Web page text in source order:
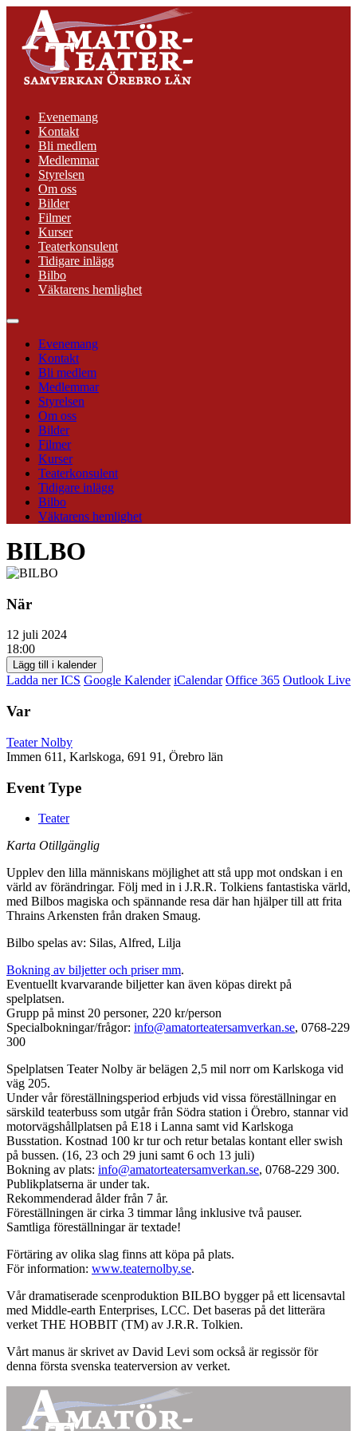
Hoppa
innehåll
Evenemang
Kontakt
Bli medlem
Medlemmar
Styrelsen
Om oss
Bilder
Filmer
Kurser
Teaterkonsulent
Tidigare inlägg
Bilbo
Väktarens hemlighet
Evenemang
Kontakt
Bli medlem
Medlemmar
Styrelsen
Om oss
Bilder
Filmer
Kurser
Teaterkonsulent
Tidigare inlägg
Bilbo
Väktarens hemlighet
BILBO
När
12 juli 2024
18:00
Lägg till i kalender
Ladda ner ICS Google Kalender iCalendar Office 365 Outlook Live
Var
Teater Nolby
Immen 611, Karlskoga, 691 91, Örebro län
Event Type
Teater
Karta Otillgänglig
Upplev den lilla människans möjlighet att stå upp mot ondskan i en
värld av förändringar. Följ med in i J.R.R. Tolkiens fantastiska värld,
med Bilbos magiska och spännande resa där han hjälper till att frita
Thrains Arkensten från draken Smaug.
Bilbo spelas av: Silas, Alfred, Lilja
Bokning av biljetter och priser mm.
Eventuellt kvarvarande biljetter kan även köpas direkt på
spelplatsen.
Grupp på minst 20 personer, 220 kr/person
Specialbokningar/frågor: info@amatorteatersamverkan.se, 0768-229
300
Spelplatsen Teater Nolby är belägen 2,5 mil norr om Karlskoga vid
väg 205.
Under vår föreställningsperiod erbjuds vid vissa föreställningar en
särskild teaterbuss som utgår från Södra station i Örebro, stannar vid
motorvägshållplatsen på E18 i Lanna samt vid Karlskoga
Busstation. Kostnad 100 kr tur och retur betalas kontant eller swish
på bussen. (16, 23 och 29 juni samt 6 och 13 juli)
Bokning av plats: info@amatorteatersamverkan.se, 0768-229 300.
Publikplatserna är under tak.
Rekommenderad ålder från 7 år.
Föreställningen är cirka 3 timmar lång inklusive två pauser.
Samtliga föreställningar är textade!
Förtäring av olika slag finns att köpa på plats.
För information: www.teaternolby.se.
Vår dramatiserade scenproduktion BILBO bygger på ett licensavtal
med Middle-earth Enterprises, LCC. Det baseras på det litterära
verket THE HOBBIT (TM) av J.R.R. Tolkien.
Vårt manus är skrivet av David Levi som också är regissör för
denna första svenska teaterversion av verket.